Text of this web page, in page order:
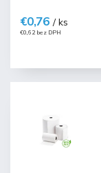
€0,62 bez DPH
€0,76 / ks